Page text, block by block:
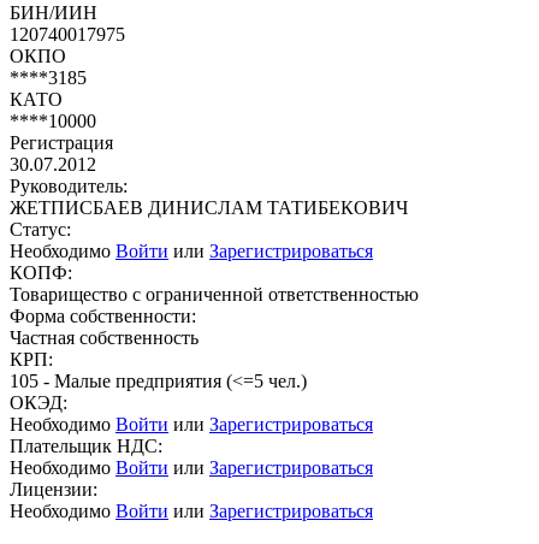
БИН/ИИН
120740017975
ОКПО
****3185
КАТО
****10000
Регистрация
30.07.2012
Руководитель:
ЖЕТПИСБАЕВ ДИНИСЛАМ ТАТИБЕКОВИЧ
Статус:
Необходимо Войти или Зарегистрироваться
КОПФ:
Товарищество с ограниченной ответственностью
Форма собственности:
Частная собственность
КРП:
105 - Малые предприятия (<=5 чел.)
ОКЭД:
Необходимо Войти или Зарегистрироваться
Плательщик НДС:
Необходимо Войти или Зарегистрироваться
Лицензии:
Необходимо Войти или Зарегистрироваться